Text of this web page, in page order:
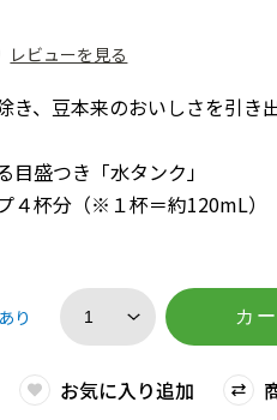
レビューを見る
、豆本来のおいしさを引き
盛つき「水タンク」
４杯分（※１杯＝約120mL）
り カ
お気に入り追加